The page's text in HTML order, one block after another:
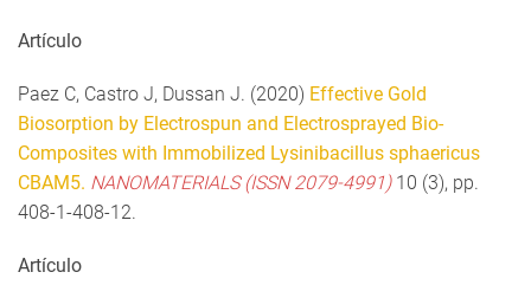
Artículo
Paez C, Castro J, Dussan J. (2020) Effective Gold
Biosorption by Electrospun and Electrosprayed Bio-
Composites with Immobilized Lysinibacillus sphaericus
CBAM5. NANOMATERIALS (ISSN 2079-4991)10 (3), pp.
408-1-408-12.
Artículo